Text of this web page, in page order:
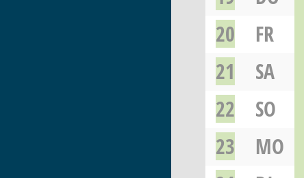
20
FR
21
SA
22
SO
23
MO